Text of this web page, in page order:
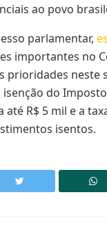
ao povo
parlamentar,
importantes no
prioridades neste
do
R$ 5 mil e a
isentos.